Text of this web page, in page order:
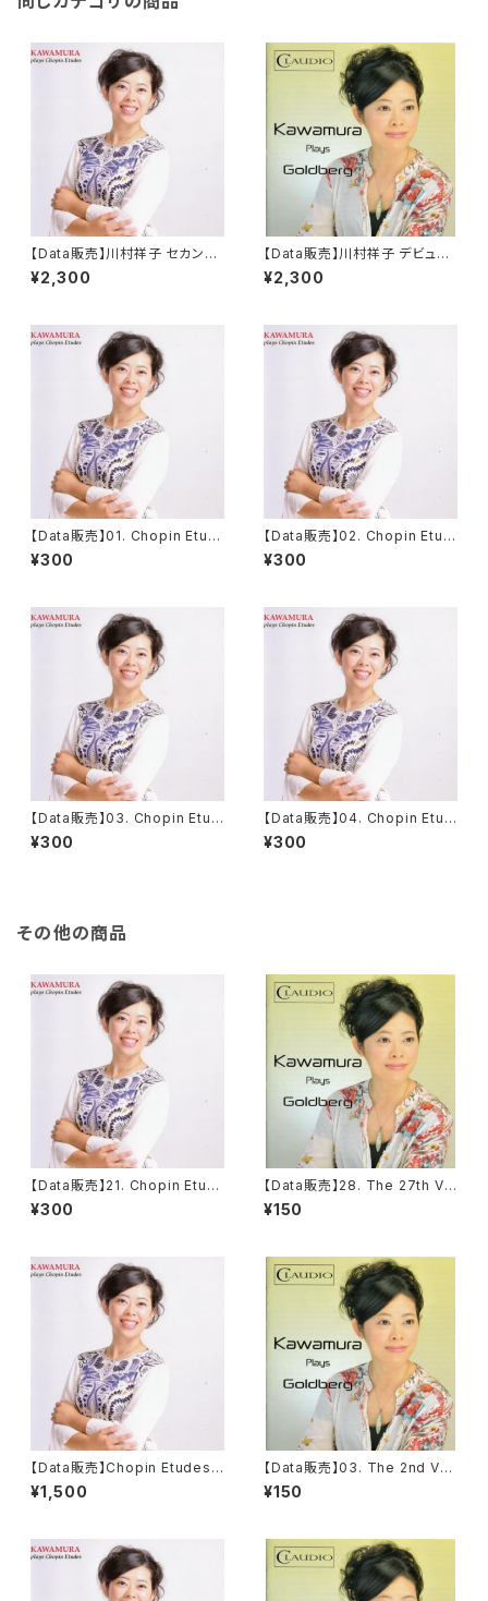
【Data販売】川村祥子 セカンド・
アルバム 「KAWAMURA Plays
Chopin Etudes」
¥2,300
【Data販売】川村祥子 デビュ
ー・アルバム 「Kawamura Pla
ys Goldberg」
¥2,300
【Data販売】01. Chopin Etud
e op.10 no.1 in C major
¥300
【Data販売】02. Chopin Etud
e op.10 no.2 in A minor 'Ch
romatique'
¥300
【Data販売】03. Chopin Etud
e op.10 no.3 in E major 'Tri
stesse'
¥300
【Data販売】04. Chopin Etud
e op.10 no.4 in C# minor
¥300
その他の商品
【Data販売】21. Chopin Etud
e op.25 no.9 in G♭ major
'Butterfly'
¥300
【Data販売】28. The 27th Var
iation from The Goldberg
Variationen, BWV 988
¥150
【Data販売】Chopin Etudes
Op.25 (all 12 pieces)
¥1,500
【Data販売】03. The 2nd Vari
ation from The Goldberg V
ariationen, BWV 988
¥150